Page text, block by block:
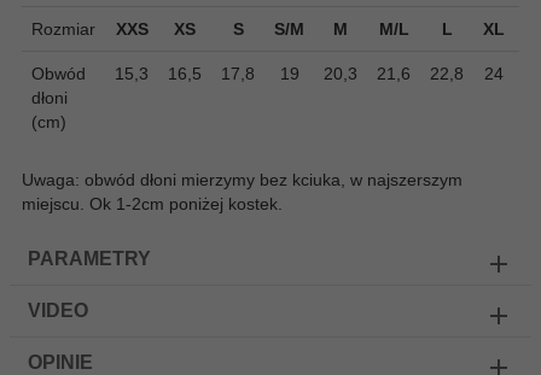
Rozmiar XXS XS S S/M M M/L L XL
Obwód
dłoni
(cm)
15,3 16,5 17,8 19 20,3 21,6 22,8 24
Uwaga: obwód dłoni mierzymy bez kciuka, w najszerszym
miejscu. Ok 1-2cm poniżej kostek.
PARAMETRY
VIDEO
OPINIE